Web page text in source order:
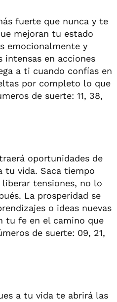
fuerte que nunca y te
mejoran tu estado
emocionalmente y
intensas en acciones
a ti cuando confías en
por completo lo que
de suerte: 11, 38,
oportunidades de
tu vida. Saca tiempo
tensiones, no lo
La prosperidad se
o ideas nuevas
tu fe en el camino que
de suerte: 09, 21,
a tu vida te abrirá las